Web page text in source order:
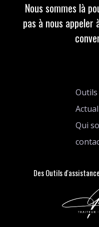
Nous sommes là
pas à nous appeler
Qui
Des Outils